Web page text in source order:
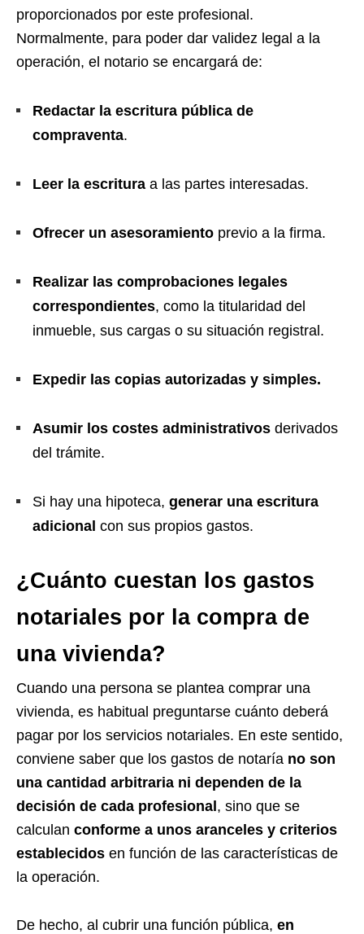
proporcionados por este profesional.
Normalmente, para poder dar validez legal a la
operación, el notario se encargará de:
Redactar la escritura pública de
compraventa.
Leer la escritura a las partes interesadas.
Ofrecer un asesoramiento previo a la firma.
Realizar las comprobaciones legales
correspondientes, como la titularidad del
inmueble, sus cargas o su situación registral.
Expedir las copias autorizadas y simples.
Asumir los costes administrativos derivados
del trámite.
Si hay una hipoteca, generar una escritura
adicional con sus propios gastos.
¿Cuánto cuestan los gastos
notariales por la compra de
una vivienda?
Cuando una persona se plantea comprar una
vivienda, es habitual preguntarse cuánto deberá
pagar por los servicios notariales. En este sentido,
conviene saber que los gastos de notaría no son
una cantidad arbitraria ni dependen de la
decisión de cada profesional, sino que se
calculan conforme a unos aranceles y criterios
establecidos en función de las características de
la operación.
De hecho, al cubrir una función pública, en